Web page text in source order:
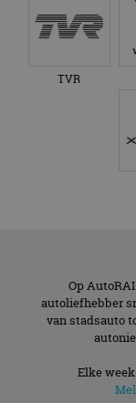
TVR
Op
autoliefhebber
van stadsauto
Elke